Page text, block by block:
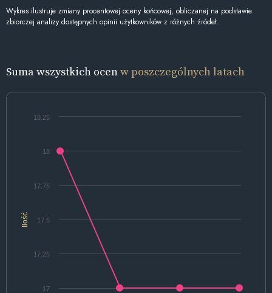
Wykres ilustruje zmiany procentowej oceny końcowej, obliczanej na podstawie
zbiorczej analizy dostępnych opinii użytkowników z różnych źródeł.
Suma wszystkich ocenw poszczególnych latach
Ilość
17
17.25
17.5
17.75
18
18.25